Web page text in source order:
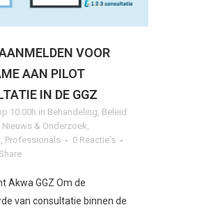
VOOR
AAN PILOT
IN DE GGZ
10:00h in Behandeling Beleid
Nieuws & Onderzoek
Professionals
0 Reactie's
Akwa GGZ Om de
van consultatie binnen de